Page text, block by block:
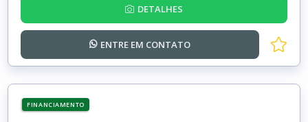
DETALHES
ENTRE EM CONTATO
FINANCIAMENTO